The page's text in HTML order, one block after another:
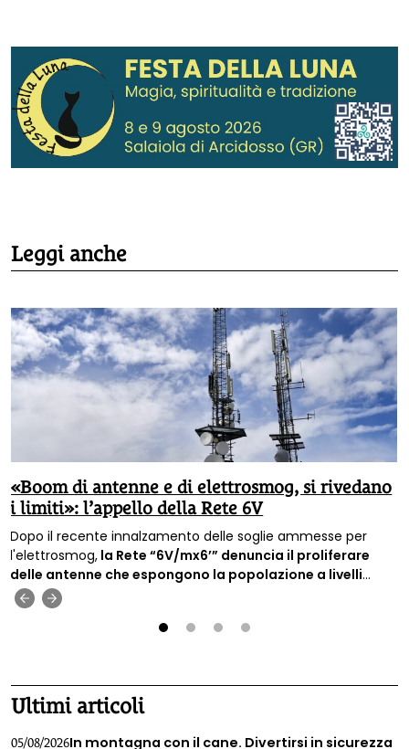
Leggi anche
«Boom di antenne e di elettrosmog, si rivedano
i limiti»: l’appello della Rete 6V
Dopo il recente innalzamento delle soglie ammesse per
l'elettrosmog, la Rete “6V/mx6’” denuncia il proliferare
delle antenne che espongono la popolazione a livelli
sempre più alti di inquinamento elettromagnetico e
chiede il ripristino di limiti di legge più bassi.
Ultimi articoli
05/08/2026In montagna con il cane. Divertirsi in sicurezza